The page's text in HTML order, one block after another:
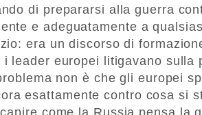
di prepararsi alla guerra
e adeguatamente a
era un discorso di
leader europei litigavano sulla
non è che gli europei
esattamente contro cosa si
come la Russia pensa la